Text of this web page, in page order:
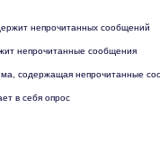
непрочитанных сообщений
непрочитанные сообщения
содержащая непрочитанные
в себя опрос